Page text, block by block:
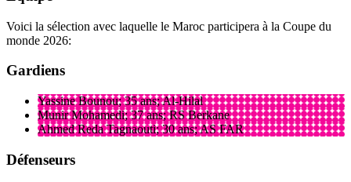
Voici la sélection avec laquelle le Maroc participera à la Coupe du
monde 2026:
Gardiens
Yassine Bounou; 35 ans; Al-Hilal
Munir Mohamedi; 37 ans; RS Berkane
Ahmed Reda Tagnaouti; 30 ans; AS FAR
Défenseurs